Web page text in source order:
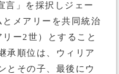
言」を採択しジェー
メアリーを共同統治
ー2世）とすること
承順位は、ウィリア
とその子、最後にウ